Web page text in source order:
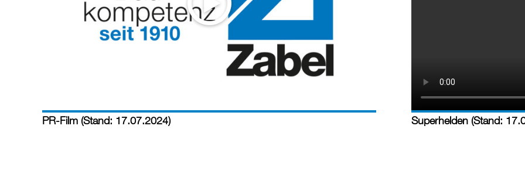
PR-Film (Stand: 17.07.2024) Superhelden (Stand: